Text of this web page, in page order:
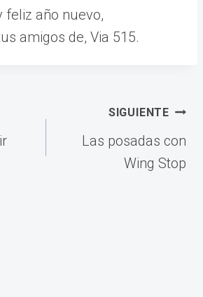
feliz año nuevo,
amigos de, Via 515.
SIGUIENTE
Las posadas con
Wing Stop